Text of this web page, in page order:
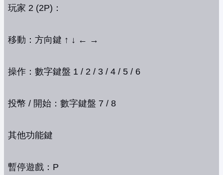
玩家 2 (2P)：
移動：方向鍵 ↑ ↓ ← →
操作：數字鍵盤 1 / 2 / 3 / 4 / 5 / 6
投幣 / 開始：數字鍵盤 7 / 8
其他功能鍵
暫停遊戲：P